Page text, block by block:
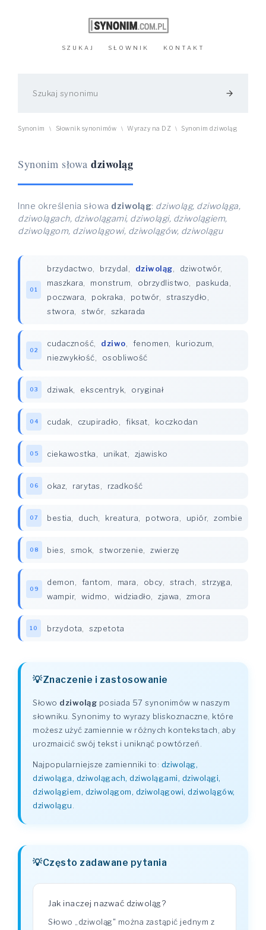
SZUKAJ SŁOWNIK KONTAKT
arrow_forward
Synonim \ Słownik synonimów \ Wyrazy na DZ \ Synonim dziwoląg
Synonim słowa dziwoląg
Inne określenia słowa dziwoląg: dziwoląg, dziwoląga,
dziwolągach, dziwolągami, dziwolągi, dziwolągiem,
dziwolągom, dziwolągowi, dziwolągów, dziwolągu
01
brzydactwo brzydal dziwoląg dziwotwór,
maszkara
monstrum obrzydlistwo paskuda
poczwara
pokraka potwór, straszydło
stwora
stwór, szkarada
02
cudaczność dziwo fenomen kuriozum
niezwykłość
osobliwość
03 dziwak ekscentryk oryginał
04 cudak czupiradło fiksat koczkodan
05 ciekawostka unikat zjawisko
06 okaz rarytas rzadkość
07 bestia duch kreatura potwora upiór, zombie
08 bies smok stworzenie zwierzę
09
demon fantom mara obcy, strach strzyga
wampir, widmo widziadło zjawa zmora
10 brzydota szpetota
Znaczenie i zastosowanie
Słowo dziwoląg posiada 57 synonimów w naszym
słowniku. Synonimy to wyrazy bliskoznaczne, które
możesz użyć zamiennie w różnych kontekstach, aby
urozmaicić swój tekst i uniknąć powtórzeń.
Najpopularniejsze zamienniki to: dziwoląg,
dziwoląga, dziwolągach, dziwolągami, dziwolągi,
dziwolągiem, dziwolągom, dziwolągowi, dziwolągów,
dziwolągu
Często zadawane pytania
Jak inaczej nazwać dziwoląg?
Słowo „dziwoląg" można zastąpić jednym z